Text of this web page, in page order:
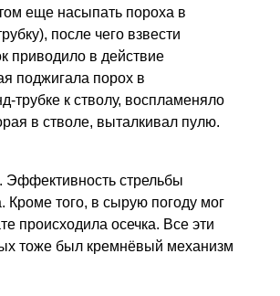
еще насыпать пороха в
после чего взвести
приводило в действие
поджигала порох в
трубке к стволу, воспламеняло
в стволе, выталкивал пулю.
Эффективность стрельбы
Кроме того, в сырую погоду мог
происходила осечка. Все эти
тоже был кремнёвый механизм